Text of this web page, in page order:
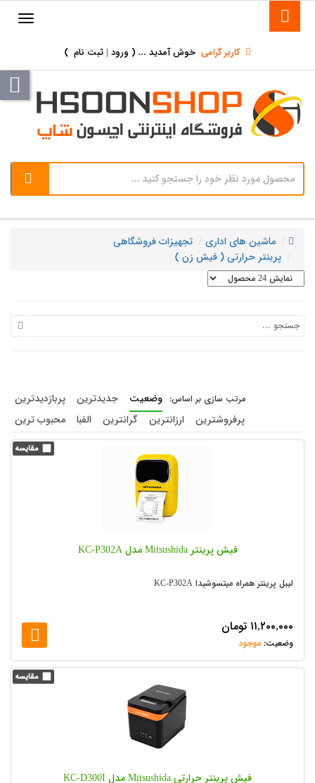
کاربر گرامی خوش آمدید ... ( ورود | ثبت نام )
ماشین های اداری
تجهیزات فروشگاهی
پرینتر حرارتی ( فیش زن )
وضعیت جدیدترین
پربازدیدترین
پرفروشترین
ارزانترین گرانترین الفبا محبوب ترین
فیش پرینتر Mitsushida مدل KC-P302A
لیبل پرینتر همراه میتسوشیدا KC-P302A
۱۱,۲۰۰,۰۰۰ تومان
موجود
فیش پرینتر حرارتی Mitsushida مدل KC-D300I